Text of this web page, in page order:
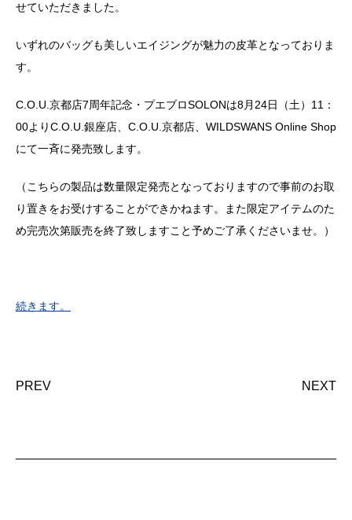
せていただきました。
いずれのバッグも美しいエイジングが魅力の皮革となっておりま
す。
C.O.U.京都店7周年記念・プエブロSOLONは8月24日（土）11：
00よりC.O.U.銀座店、C.O.U.京都店、WILDSWANS Online Shop
にて一斉に発売致します。
（こちらの製品は数量限定発売となっておりますので事前のお取
り置きをお受けすることができかねます。また限定アイテムのた
め完売次第販売を終了致しますこと予めご了承くださいませ。）
続きます。
PREV NEXT